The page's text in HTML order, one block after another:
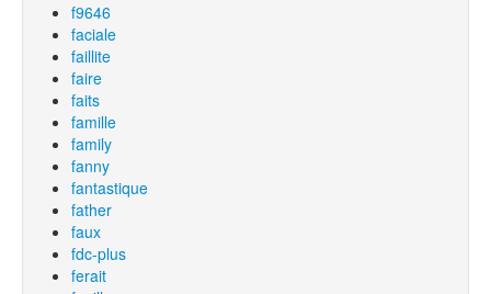
f9646
faciale
faillite
faire
faits
famille
family
fanny
fantastique
father
faux
fdc-plus
ferait